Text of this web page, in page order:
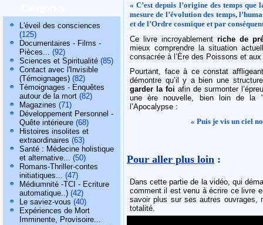
L'éveil des consciences
(125)
Documentaires - Films -
Pièces... (92)
Sciences et Spiritualité (85)
Contact avec l'Invisible
(Témoignages) (82)
Témoignages - Enquêtes
autour de la mort (82)
Magazines (71)
Développement Personnel -
Quête intérieure (68)
Histoires insolites et
extraordinaires (63)
Santé : Médecine holistique
et alternative... (50)
Romans-Thriller-contes
initiatiques... (47)
Médiumnité -TCI - Ecriture
automatique..) (42)
Le saviez-vous (40)
Expériences de Mort
Imminente, Provisoire...
« C’est depuis l’origine des temps
mesure de l’évolution des temps,
et de l’Ordre cosmique et par
Ce livre incroyablement riche de
mieux comprendre la situation
consacrée à l’Ère des Poissons et
Pourtant, face à ce constat
démontre qu’il y a bien une
garder la foi afin de surmonter
une ère nouvelle, bien loin de la
l’Apocalypse :
« Puis je vis un ciel
Pour aller plus loin :
Dans cette partie de la vidéo, qui
comment il est venu à écrire ce livre
savoir plus sur ses autres ouvrages,
totalité.